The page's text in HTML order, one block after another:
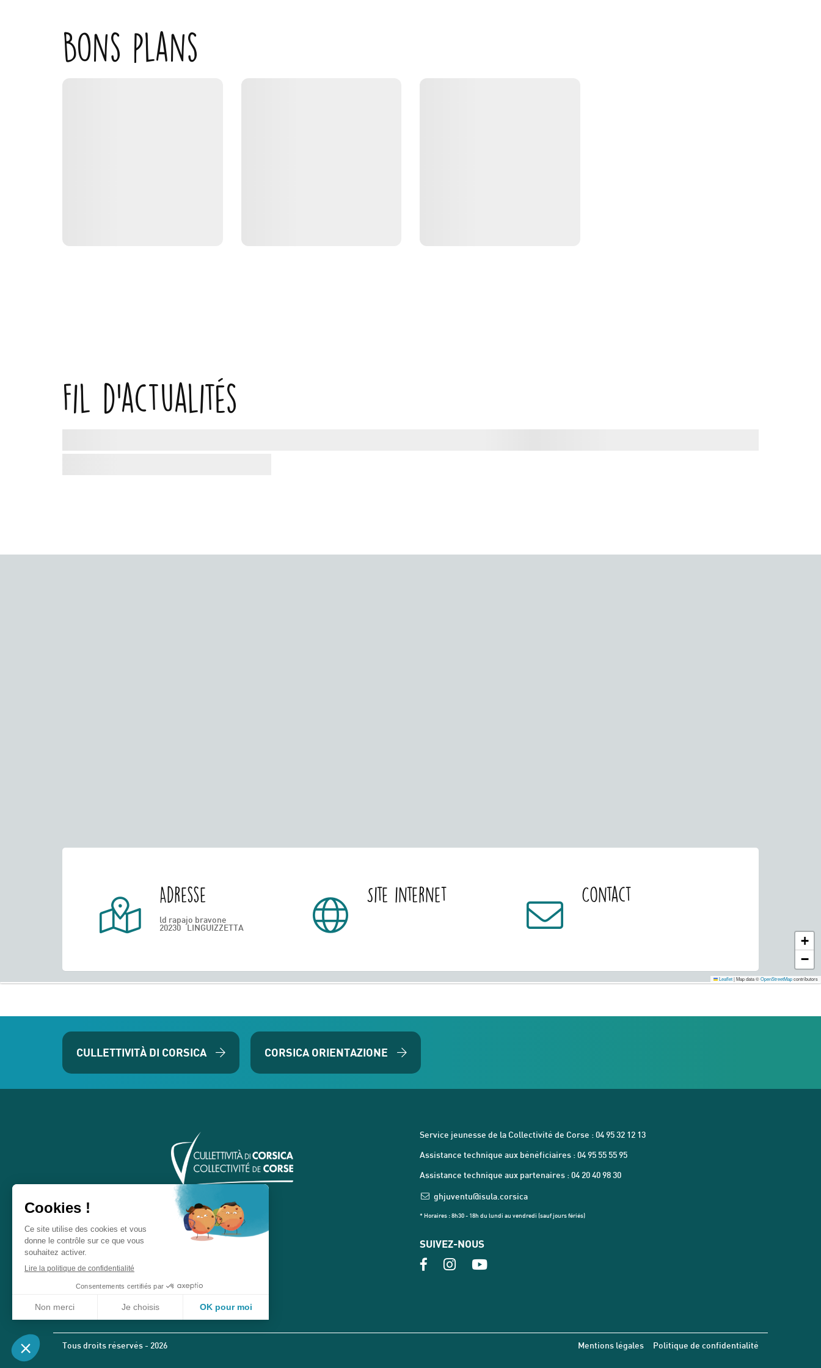
Bons plans
Fil d'actualités
+
−
Leaflet|Map data ©OpenStreetMapcontributors
Adresse
ld rapajo bravone
20230
LINGUIZZETTA
Site internet Contact
CULLETTIVITÀ DI CORSICA CORSICA ORIENTAZIONE
Service jeunesse de la Collectivité de Corse : 04 95 32 12 13
Assistance technique aux bénéficiaires : 04 95 55 55 95
Assistance technique aux partenaires : 04 20 40 98 30
ghjuventu@isula.corsica
* Horaires : 8h30 - 18h du lundi au vendredi (sauf jours fériés)
SUIVEZ-NOUS
Tous droits réservés - 2026 Mentions légales Politique de confidentialité